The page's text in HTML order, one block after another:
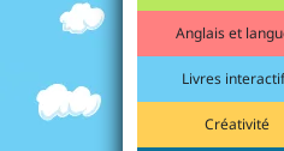
Anglais et
Livres
Créativité